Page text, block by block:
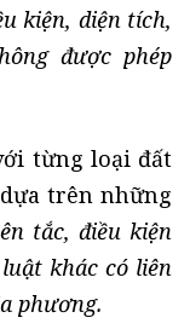
kiện, diện tích,
được phép
từng loại đất
trên những
tắc, điều kiện
khác có liên
phương.